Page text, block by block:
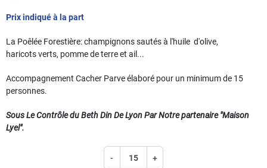
Prix indiqué à la part
La Poêlée Forestière: champignons sautés à l'huile d'olive,
haricots verts, pomme de terre et ail...
Accompagnement Cacher Parve élaboré pour un minimum de 15
personnes.
Sous Le Contrôle du Beth Din De Lyon Par Notre partenaire "Maison
Lyel".
- +